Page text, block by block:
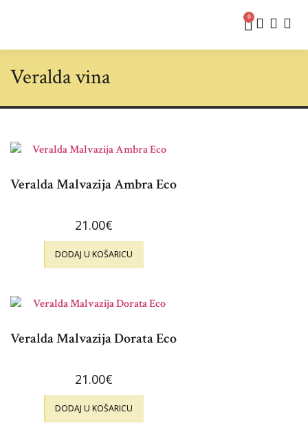
0
Veralda vina
Veralda Malvazija Ambra Eco
21.00€
DODAJ U KOŠARICU
Veralda Malvazija Dorata Eco
21.00€
DODAJ U KOŠARICU